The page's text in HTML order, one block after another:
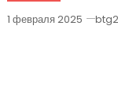
1 февраля 2025